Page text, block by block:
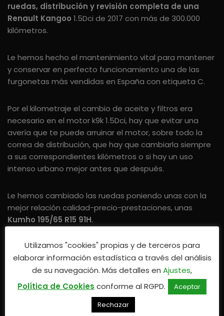
ruedas, distribución y revisión completa de una
Renault Kangoo 1.5Dci de 2017 con más de 300.000
kilómetros.
Le hemos hecho el mantenimiento vital para mantener
y conservar en perfecto funcionamiento una de las
furgonetas más vendidas en España con etiqueta C.
Por el kilometraje el cambio de aceite y filtros era
necesario en el motor k9k 1.5Dci, hay que evitar una
avería que te puede arruinar el motor, sobre todo la
correa de distribución, que hay que cambiarla siempre
a sus correspondientes kilómetros o si hay un uso
intenso urbano mejor antes que después.
Le hemos cambiado las ruedas poniendo unas con la
mejor relación calidad-precio-prestaciones, unas
Kumho 195/65 R15 91H.
Para elcambio de distribuciónhemos optado por un kit
completo de marca Schaeffler que incluye tanto la
nueva bomba de agua como los tensores. Los filtros los
hemos puesto Mahle, marca europea de excelente
Utilizamos "cookies" propias y de terceros para
elaborar información estadística a través del análisis
de su navegación. Más detalles en Ajustes,
Política de Cookies conforme al RGPD.
Aceptar
Rechazar